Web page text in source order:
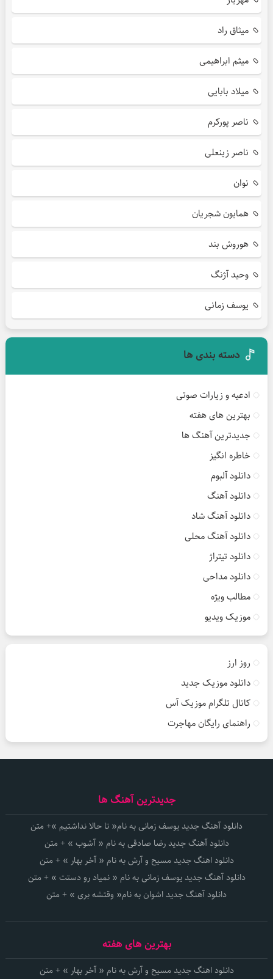
میثاق راد
میثم ابراهیمی
میلاد بابایی
ناصر پورکرم
ناصر زینعلی
نوان
همایون شجریان
هوروش بند
وحید آژنگ
یوسف زمانی
دسته بندی ها
ادعیه و زیارات صوتی
بهترین های هفته
جدیدترین آهنگ ها
خاطره انگیز
دانلود آلبوم
دانلود آهنگ
دانلود آهنگ شاد
دانلود آهنگ محلی
دانلود تیتراژ
دانلود مداحی
مطالب ویژه
موزیک ویدیو
روز ارز
دانلود موزیک جدید
کانال تلگرام موزیک آس
راهنمای رایگان مهاجرت
جدیدترین آهنگ ها
دانلود آهنگ جدید یوسف زمانی به نام« تا حالا نداشتیم »+ متن
دانلود آهنگ جدید رضا صادقی به نام « آشوب » + متن
دانلود اهنگ جدید مسیح و آرش به نام « آخر بهار » + متن
دانلود آهنگ جدید یوسف زمانی به نام « نمیاد رو دستت » + متن
دانلود آهنگ جدید اشوان به نام« وقتشه بری » + متن
بهترین های هفته
دانلود اهنگ جدید مسیح و آرش به نام « آخر بهار » + متن